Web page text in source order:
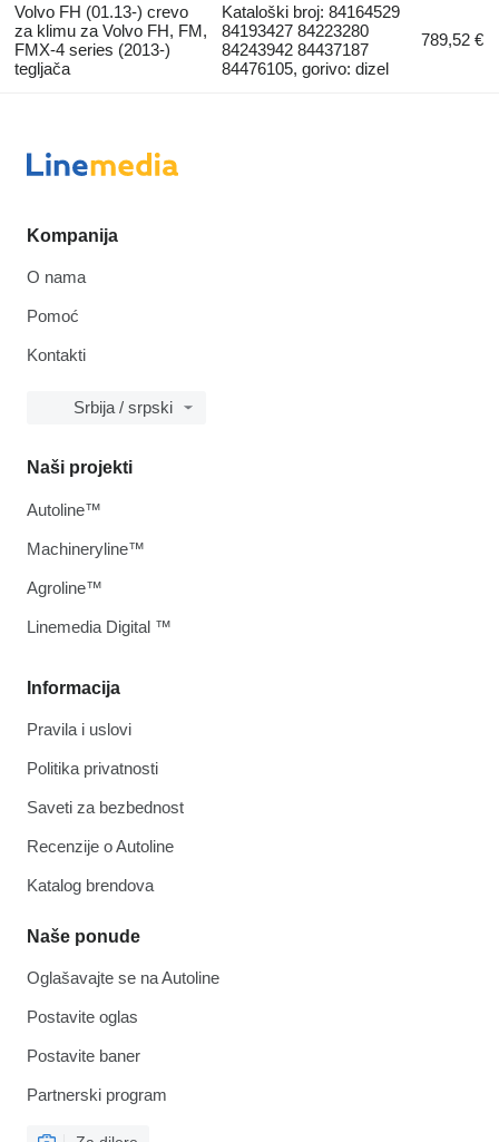
Volvo FH (01.13-) crevo
za klimu za Volvo FH, FM,
FMX-4 series (2013-)
tegljača
Kataloški broj: 84164529
84193427 84223280
84243942 84437187
84476105, gorivo: dizel
789,52 €
Kompanija
O nama
Pomoć
Kontakti
Srbija / srpski
Informacija
Pravila i uslovi
Politika privatnosti
Saveti za bezbednost
Recenzije o Autoline
Katalog brendova
Naše ponude
Oglašavajte se na Autoline
Postavite oglas
Postavite baner
Partnerski program
Naši projekti
Autoline™
Machineryline™
Agroline™
Linemedia Digital ™